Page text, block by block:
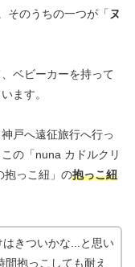
そのうちの一つが「 ヌ
ベビーカーを持って
ます。
戸へ遠征旅行へ行っ
の「nuna カドルクリ
抱っこ紐」の抱っこ紐
きついかな...と思い
抱っこしても耐え